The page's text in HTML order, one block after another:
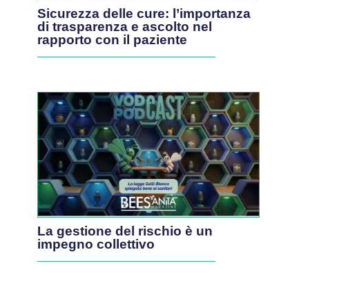
Sicurezza delle cure: l’importanza
di trasparenza e ascolto nel
rapporto con il paziente
La gestione del rischio è un
impegno collettivo